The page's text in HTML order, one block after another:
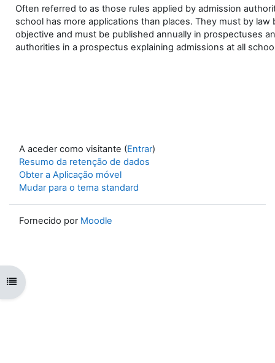
Abrir índice da disciplina
Often referred to as those rules applied by admission
school has more applications than places. They must by law
objective and must be published annually in prospectuses
authorities in a prospectus explaining admissions at all
A aceder como visitante (Entrar)
Resumo da retenção de dados
Obter a Aplicação móvel
Mudar para o tema standard
Fornecido por Moodle